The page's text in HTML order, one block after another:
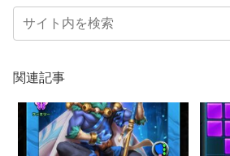
関連記事